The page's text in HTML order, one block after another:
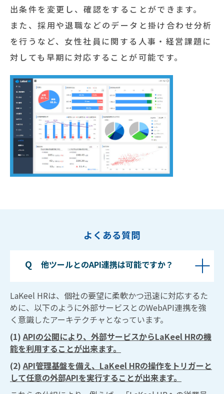
出条件を変更し、確認をすることができます。
また、採用や退職などのデータと掛け合わせ分析
を行うなど、女性社員に関する人事・経営課題に
対しても早期に対応することが可能です。
よくある質問
Q 他ツールとのAPI連携は可能ですか？
LaKeel HRは、個社の要望に柔軟かつ迅速に対応するた
めに、以下のように外部サービスとのWebAPI連携を強
く意識したアーキテクチャとなっています。
(1) APIの公開により、外部サービスからLaKeel HRの機
能を利用することが出来ます。
(2) API管理基盤を備え、LaKeel HRの操作をトリガーと
して任意の外部APIを実行することが出来ます。